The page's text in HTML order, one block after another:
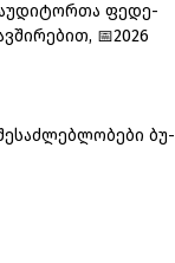
­აუდი­ტორ­თა­ ფე­დე­
­📅­2026­
ბუ­